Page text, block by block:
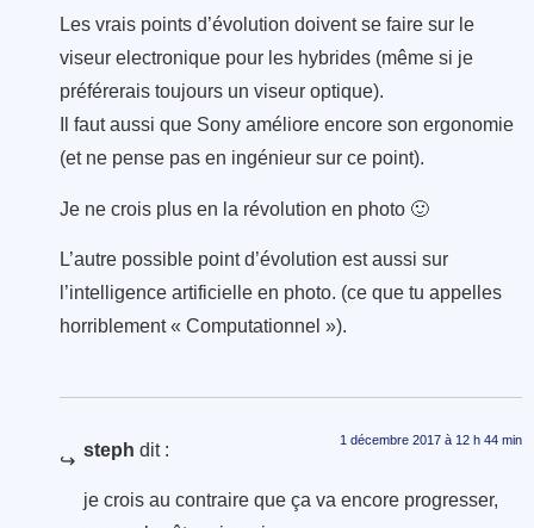
Les vrais points d’évolution doivent se faire sur le
viseur electronique pour les hybrides (même si je
préférerais toujours un viseur optique).
Il faut aussi que Sony améliore encore son ergonomie
(et ne pense pas en ingénieur sur ce point).
Je ne crois plus en la révolution en photo 🙂
L’autre possible point d’évolution est aussi sur
l’intelligence artificielle en photo. (ce que tu appelles
horriblement « Computationnel »).
steph dit : 1 décembre 2017 à 12 h 44 min
je crois au contraire que ça va encore progresser,